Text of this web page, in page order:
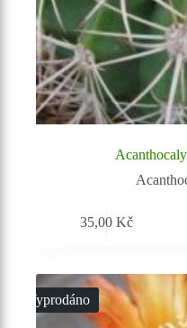
35,00Kč
Vyprodáno